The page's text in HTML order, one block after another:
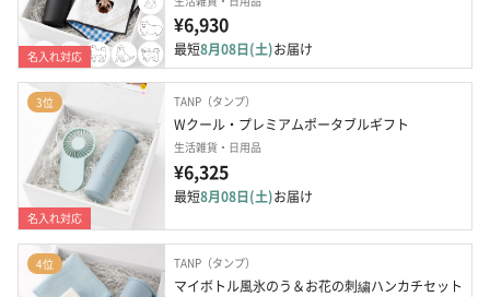
名入れ対応
¥6,930
最短8月08日(土)お届け
3位
名入れ対応
TANP（タンプ）
Wクール・プレミアムポータブルギフト
生活雑貨・日用品
¥6,325
最短8月08日(土)お届け
4位 TANP（タンプ）
マイボトル風氷のう＆お花の刺繍ハンカチセット